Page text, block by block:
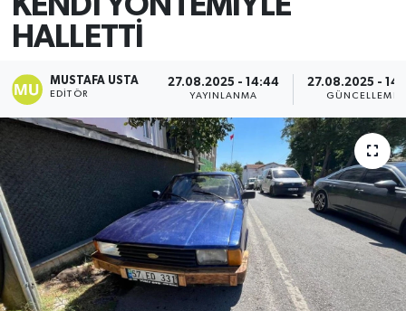
HALLETTİ
MUSTAFA USTA
EDITÖR
27.08.2025 - 14:44
YAYINLANMA
27.08.2025 -
GÜNCELLEME